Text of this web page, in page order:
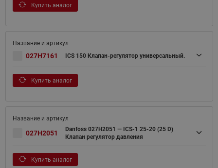
Купить аналог
027H7161 ICS 150 Клапан-регулятор универсальный.
Купить аналог
027H2051
Danfoss 027H2051 — ICS-1 25-20 (25 D)
Клапан регулятор давления
Купить аналог